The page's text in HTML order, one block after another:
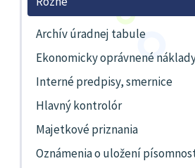
Archív úradnej tabule
Ekonomicky oprávnené
Interné predpisy, smernice
Hlavný kontrolór
Majetkové priznania
Oznámenia o uložení